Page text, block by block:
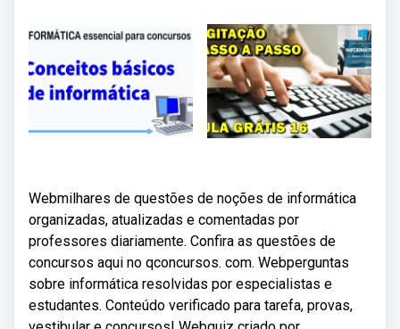
Webmilhares de questões de noções de informática
organizadas, atualizadas e comentadas por
professores diariamente. Confira as questões de
concursos aqui no qconcursos. com. Webperguntas
sobre informática resolvidas por especialistas e
estudantes. Conteúdo verificado para tarefa, provas,